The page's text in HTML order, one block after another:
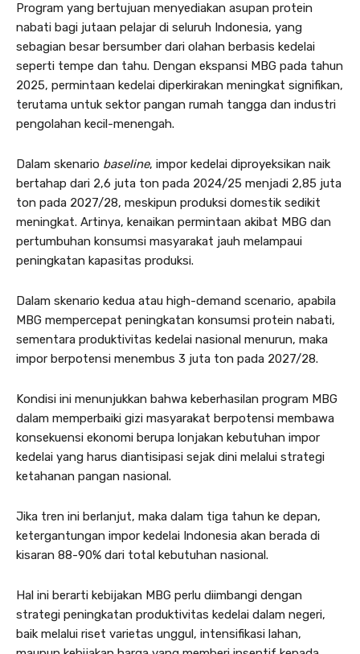
Program yang bertujuan menyediakan asupan protein
nabati bagi jutaan pelajar di seluruh Indonesia, yang
sebagian besar bersumber dari olahan berbasis kedelai
seperti tempe dan tahu. Dengan ekspansi MBG pada tahun
2025, permintaan kedelai diperkirakan meningkat signifikan,
terutama untuk sektor pangan rumah tangga dan industri
pengolahan kecil-menengah.
Dalam skenario baseline, impor kedelai diproyeksikan naik
bertahap dari 2,6 juta ton pada 2024/25 menjadi 2,85 juta
ton pada 2027/28, meskipun produksi domestik sedikit
meningkat. Artinya, kenaikan permintaan akibat MBG dan
pertumbuhan konsumsi masyarakat jauh melampaui
peningkatan kapasitas produksi.
Dalam skenario kedua atau high-demand scenario, apabila
MBG mempercepat peningkatan konsumsi protein nabati,
sementara produktivitas kedelai nasional menurun, maka
impor berpotensi menembus 3 juta ton pada 2027/28.
Kondisi ini menunjukkan bahwa keberhasilan program MBG
dalam memperbaiki gizi masyarakat berpotensi membawa
konsekuensi ekonomi berupa lonjakan kebutuhan impor
kedelai yang harus diantisipasi sejak dini melalui strategi
ketahanan pangan nasional.
Jika tren ini berlanjut, maka dalam tiga tahun ke depan,
ketergantungan impor kedelai Indonesia akan berada di
kisaran 88-90% dari total kebutuhan nasional.
Hal ini berarti kebijakan MBG perlu diimbangi dengan
strategi peningkatan produktivitas kedelai dalam negeri,
baik melalui riset varietas unggul, intensifikasi lahan,